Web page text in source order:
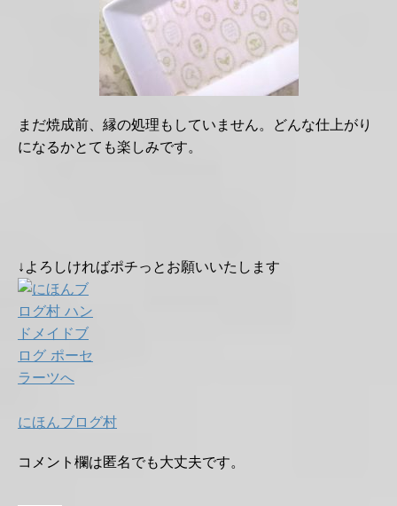
まだ焼成前、縁の処理もしていません。どんな仕上がり
になるかとても楽しみです。
↓よろしければポチっとお願いいたします
にほんブログ村
コメント欄は匿名でも大丈夫です。